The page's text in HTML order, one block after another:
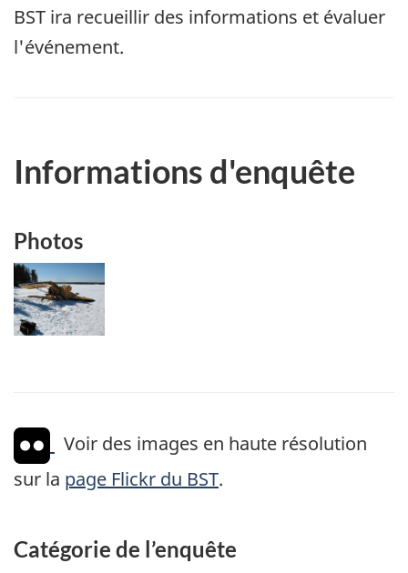
BST ira recueillir des informations et évaluer
l'événement.
Informations d'enquête
Photos
Image
Voir des images en haute résolution
sur la page Flickr du BST.
Catégorie de l’enquête